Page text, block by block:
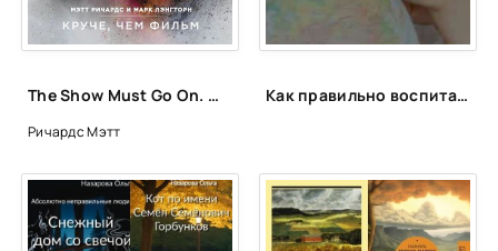
The Show Must Go On. Жизнь, смерть и наследие Фредди Меркьюри - Мэтт Ричардс, Марк Лэнгторн
Ричардс Мэтт
Как правильно воспитать ребенка?